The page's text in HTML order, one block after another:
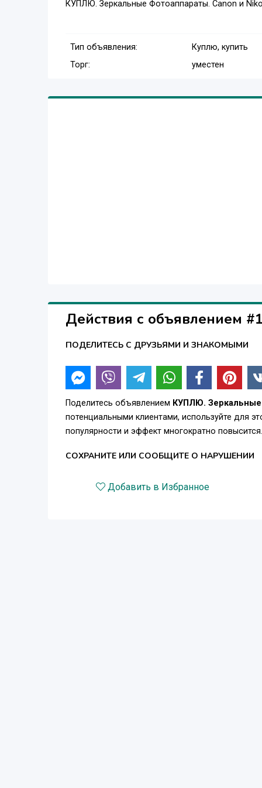
КУПЛЮ. Зеркальные Фотоаппараты. Canon и
Тип объявления:
Куплю, купить
Торг:
уместен
Действия с объявлением
ПОДЕЛИТЕСЬ С ДРУЗЬЯМИ И ЗНАКОМЫМИ
Поделитесь объявлением КУПЛЮ. Зеркальные
потенциальными клиентами, используйте для
популярности и эффект многократно повысится.
СОХРАНИТЕ ИЛИ СООБЩИТЕ О НАРУШЕНИИ
Добавить в Избранное